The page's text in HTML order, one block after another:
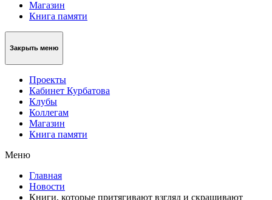
Магазин
Книга памяти
Закрыть меню
Проекты
Кабинет Курбатова
Клубы
Коллегам
Магазин
Книга памяти
Меню
Главная
Новости
Книги, которые притягивают взгляд и скрашивают